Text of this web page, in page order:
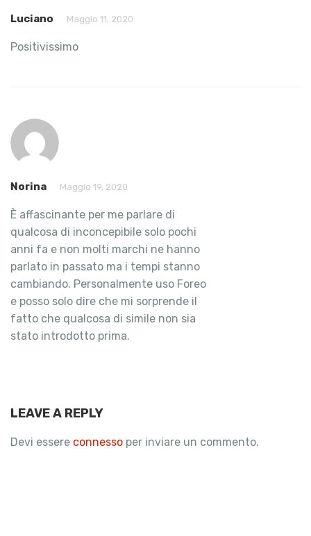
Luciano Maggio 11, 2020
Positivissimo
Norina Maggio 19, 2020
È affascinante per me parlare di
qualcosa di inconcepibile solo pochi
anni fa e non molti marchi ne hanno
parlato in passato ma i tempi stanno
cambiando. Personalmente uso Foreo
e posso solo dire che mi sorprende il
fatto che qualcosa di simile non sia
stato introdotto prima.
LEAVE A REPLY
Devi essere connesso per inviare un commento.